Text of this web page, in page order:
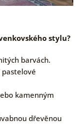
stylu?
barvách.
kamenným
dřevěnou